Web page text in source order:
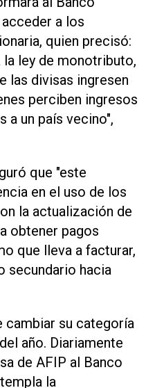
a los
quien precisó:
la ley de monotributo,
las divisas ingresen
perciben ingresos
a un país vecino",
que "este
en el uso de los
la actualización de
obtener pagos
que lleva a facturar,
secundario hacia
cambiar su categoría
año. Diariamente
de AFIP al Banco
la